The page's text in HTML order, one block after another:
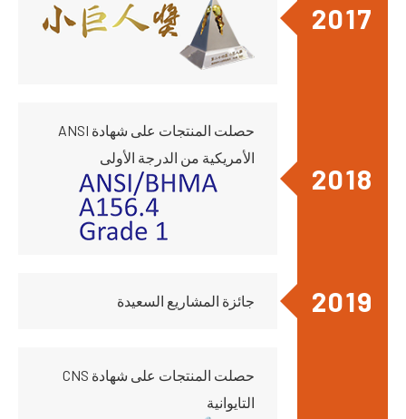
2017
حصلت المنتجات على شهادة ANSI
الأمريكية من الدرجة الأولى
2018
جائزة المشاريع السعيدة 2019
حصلت المنتجات على شهادة CNS
التايوانية